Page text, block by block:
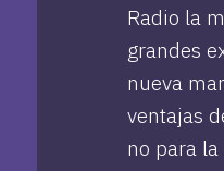
Radio la
grandes
nueva
ventajas
no para